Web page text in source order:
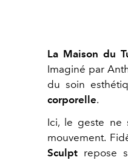
La Maison du
Imaginé par
du soin
corporelle.
Ici, le geste ne
mouvement.
Sculpt repose